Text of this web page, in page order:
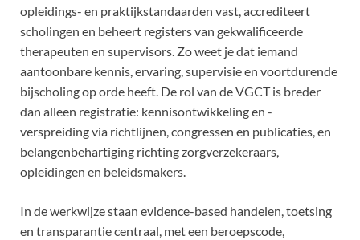
opleidings- en praktijkstandaarden vast, accrediteert
scholingen en beheert registers van gekwalificeerde
therapeuten en supervisors. Zo weet je dat iemand
aantoonbare kennis, ervaring, supervisie en voortdurende
bijscholing op orde heeft. De rol van de VGCT is breder
dan alleen registratie: kennisontwikkeling en -
verspreiding via richtlijnen, congressen en publicaties, en
belangenbehartiging richting zorgverzekeraars,
opleidingen en beleidsmakers.
In de werkwijze staan evidence-based handelen, toetsing
en transparantie centraal, met een beroepscode,